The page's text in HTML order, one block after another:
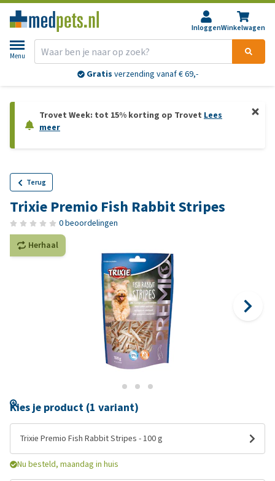
InloggenWinkelwagen
Menu
Gratis verzending vanaf € 69,-
Trovet Week: tot 15% korting op Trovet Lees
meer
Terug
Trixie Premio Fish Rabbit Stripes
0 beoordelingen
Herhaal
Kies je product (1 variant)
Trixie Premio Fish Rabbit Stripes - 100 g
Nu besteld, maandag in huis